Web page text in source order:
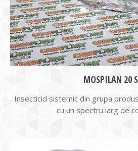
MOSPILAN 20
Insecticid sistemic din grupa
cu un spectru larg de